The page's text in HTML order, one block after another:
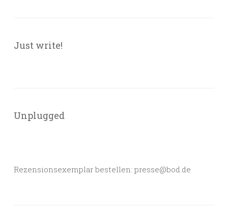
Just write!
Unplugged
Rezensionsexemplar bestellen: presse@bod.de